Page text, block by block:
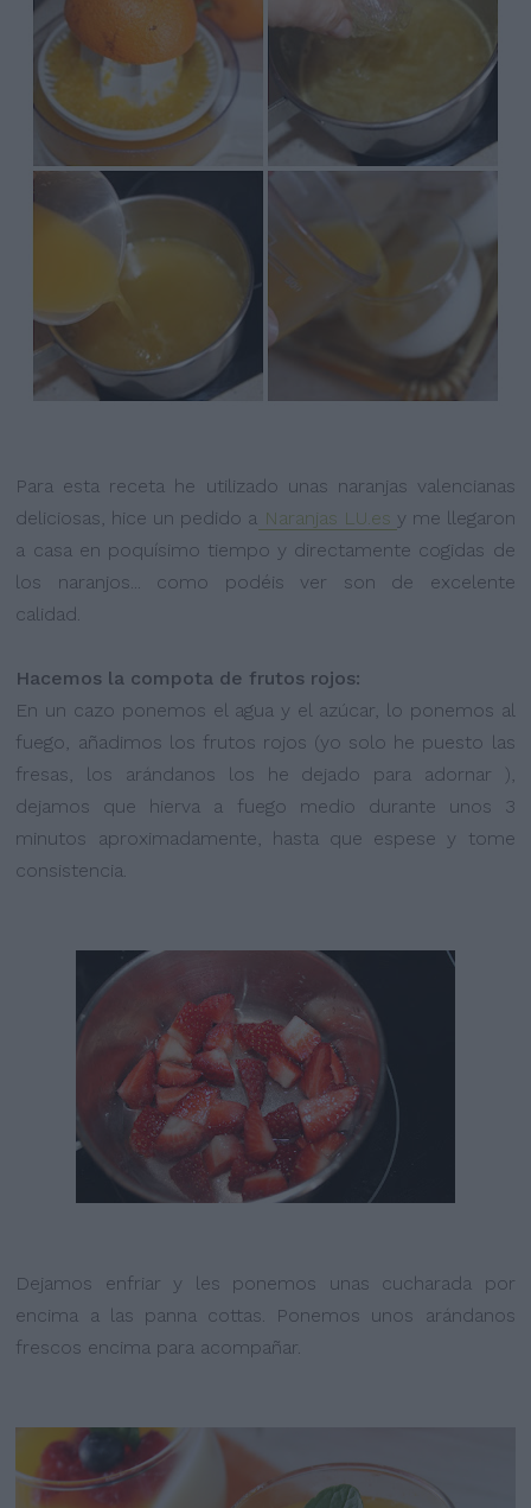
Para esta receta he utilizado unas naranjas valencianas
deliciosas, hice un pedido a Naranjas LU.es y me llegaron
a casa en poquísimo tiempo y directamente cogidas de
los naranjos... como podéis ver son de excelente
calidad.
Hacemos la compota de frutos rojos:
En un cazo ponemos el agua y el azúcar, lo ponemos al
fuego, añadimos los frutos rojos (yo solo he puesto las
fresas, los arándanos los he dejado para adornar ),
dejamos que hierva a fuego medio durante unos 3
minutos aproximadamente, hasta que espese y tome
consistencia.
Dejamos enfriar y les ponemos unas cucharada por
encima a las panna cottas. Ponemos unos arándanos
frescos encima para acompañar.